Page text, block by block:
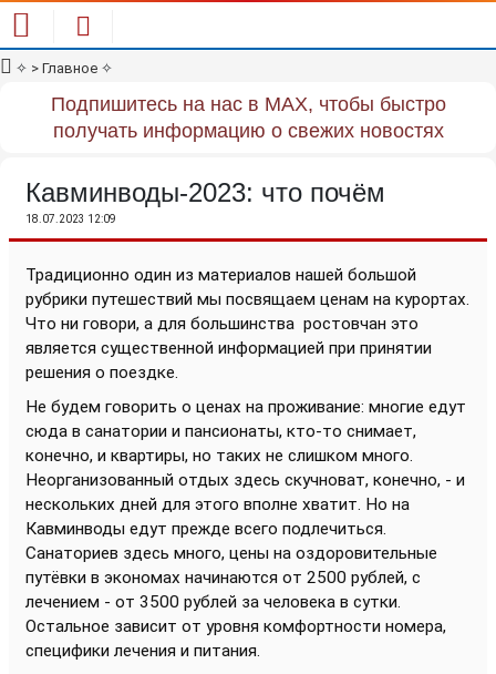
✧ > Главное ✧
Подпишитесь на нас в MAX, чтобы быстро
получать информацию о свежих новостях
Кавминводы-2023: что почём
18.07.2023 12:09
Традиционно один из материалов нашей большой
рубрики путешествий мы посвящаем ценам на курортах.
Что ни говори, а для большинства ростовчан это
является существенной информацией при принятии
решения о поездке.
Не будем говорить о ценах на проживание: многие едут
сюда в санатории и пансионаты, кто-то снимает,
конечно, и квартиры, но таких не слишком много.
Неорганизованный отдых здесь скучноват, конечно, - и
нескольких дней для этого вполне хватит. Но на
Кавминводы едут прежде всего подлечиться.
Санаториев здесь много, цены на оздоровительные
путёвки в экономах начинаются от 2500 рублей, с
лечением - от 3500 рублей за человека в сутки.
Остальное зависит от уровня комфортности номера,
специфики лечения и питания.